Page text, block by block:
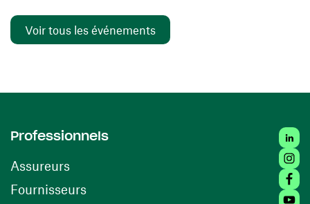
Voir tous les événements
Professionnels
Assureurs
Fournisseurs(ouvre une nouvelle fenêtre)